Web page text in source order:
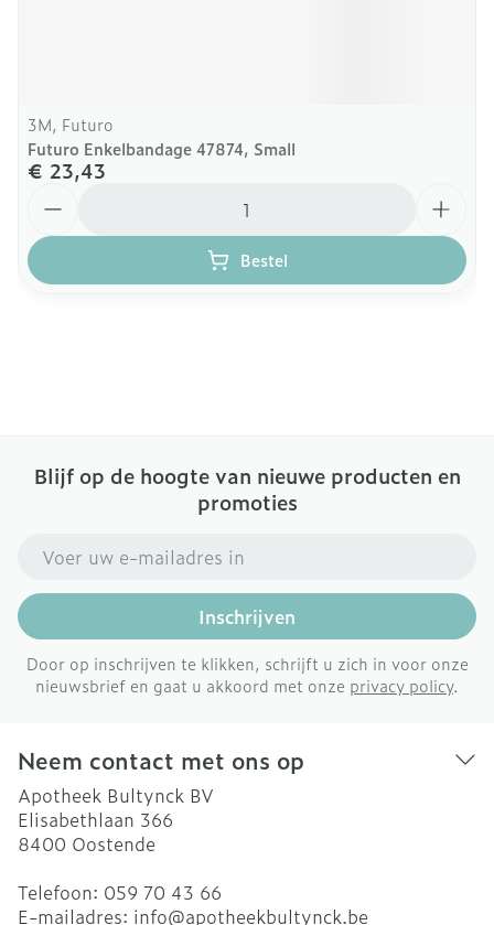
3M, Futuro
Futuro Enkelbandage 47874, Small
€ 23,43
Bestel
Blijf op de hoogte van nieuwe producten en
promoties
Inschrijven
Door op inschrijven te klikken, schrijft u zich in voor onze
nieuwsbrief en gaat u akkoord met onze privacy policy.
Neem contact met ons op
Apotheek Bultynck BV
Elisabethlaan 366
8400 Oostende
Telefoon: 059 70 43 66
E-mailadres: info@apotheekbultynck.be